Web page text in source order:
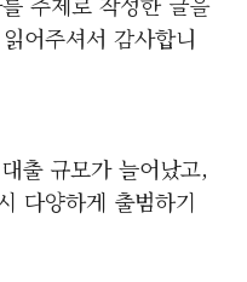
어주셔서 감사합니
출 규모가 늘어났고,
다양하게 출범하기